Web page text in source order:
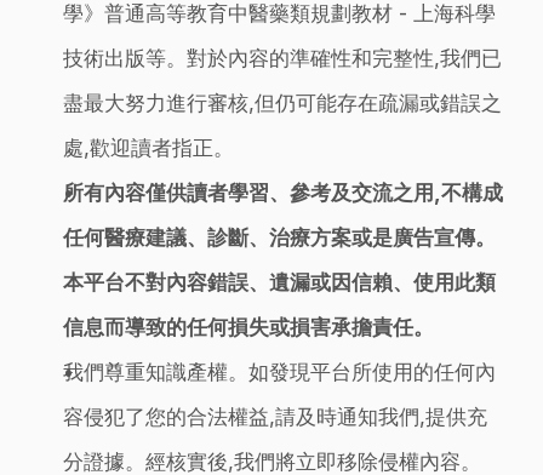
學》普通高等教育中醫藥類規劃教材 - 上海科學
技術出版等。對於內容的準確性和完整性,我們已
盡最大努力進行審核,但仍可能存在疏漏或錯誤之
處,歡迎讀者指正。
所有內容僅供讀者學習、參考及交流之用,不構成
任何醫療建議、診斷、治療方案或是廣告宣傳。
本平台不對內容錯誤、遺漏或因信賴、使用此類
信息而導致的任何損失或損害承擔責任。
我們尊重知識產權。如發現平台所使用的任何內
容侵犯了您的合法權益,請及時通知我們,提供充
分證據。經核實後,我們將立即移除侵權內容。